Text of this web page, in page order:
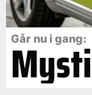
Går nu i gang: